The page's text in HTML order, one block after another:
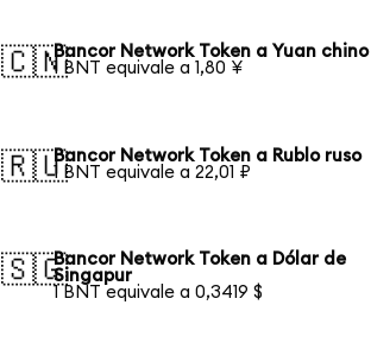
🇨🇳Bancor Network Token a Yuan chino
1 BNT equivale a 1,80 ¥
🇷🇺Bancor Network Token a Rublo ruso
1 BNT equivale a 22,01 ₽
🇸🇬Bancor Network Token a Dólar de
Singapur
1 BNT equivale a 0,3419 $